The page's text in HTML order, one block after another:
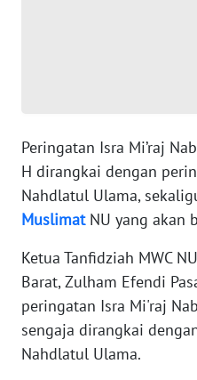
Peringatan Isra Mi’raj
H dirangkai dengan
Nahdlatul Ulama,
MuslimatNU yang akan
Ketua Tanfidziah MWC
Barat, Zulham Efendi
peringatan Isra Mi'raj
sengaja dirangkai
Nahdlatul Ulama.
WN
PAPUA
BARAT
RIAU
WN
SERAMBI